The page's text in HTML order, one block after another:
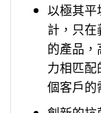
以極其平
計，只
的產品
力相匹
個客戶的